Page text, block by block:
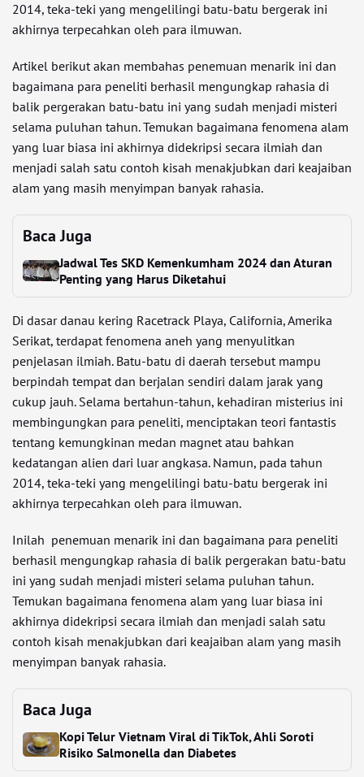
2014, teka-teki yang mengelilingi batu-batu bergerak ini
akhirnya terpecahkan oleh para ilmuwan.
Artikel berikut akan membahas penemuan menarik ini dan
bagaimana para peneliti berhasil mengungkap rahasia di
balik pergerakan batu-batu ini yang sudah menjadi misteri
selama puluhan tahun. Temukan bagaimana fenomena alam
yang luar biasa ini akhirnya didekripsi secara ilmiah dan
menjadi salah satu contoh kisah menakjubkan dari keajaiban
alam yang masih menyimpan banyak rahasia.
Baca Juga
Jadwal Tes SKD Kemenkumham 2024 dan Aturan
Penting yang Harus Diketahui
Di dasar danau kering Racetrack Playa, California, Amerika
Serikat, terdapat fenomena aneh yang menyulitkan
penjelasan ilmiah. Batu-batu di daerah tersebut mampu
berpindah tempat dan berjalan sendiri dalam jarak yang
cukup jauh. Selama bertahun-tahun, kehadiran misterius ini
membingungkan para peneliti, menciptakan teori fantastis
tentang kemungkinan medan magnet atau bahkan
kedatangan alien dari luar angkasa. Namun, pada tahun
2014, teka-teki yang mengelilingi batu-batu bergerak ini
akhirnya terpecahkan oleh para ilmuwan.
Inilah penemuan menarik ini dan bagaimana para peneliti
berhasil mengungkap rahasia di balik pergerakan batu-batu
ini yang sudah menjadi misteri selama puluhan tahun.
Temukan bagaimana fenomena alam yang luar biasa ini
akhirnya didekripsi secara ilmiah dan menjadi salah satu
contoh kisah menakjubkan dari keajaiban alam yang masih
menyimpan banyak rahasia.
Baca Juga
Kopi Telur Vietnam Viral di TikTok, Ahli Soroti
Risiko Salmonella dan Diabetes